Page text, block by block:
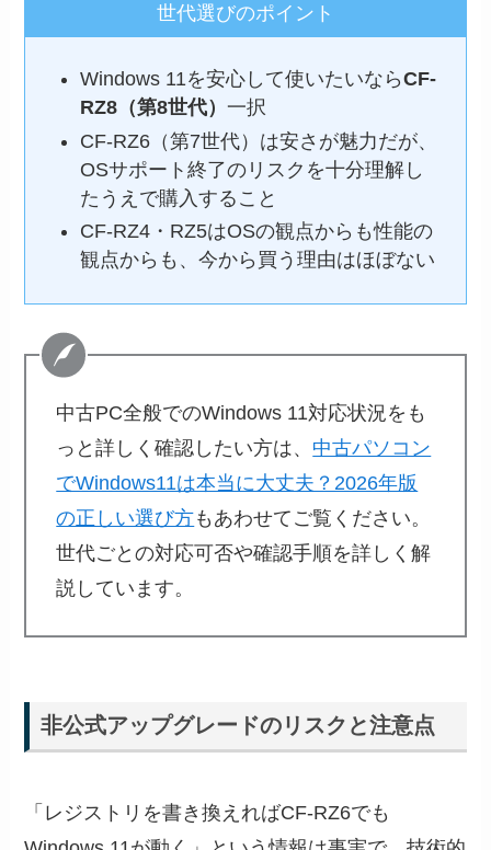
世代選びのポイント
Windows 11を安心して使いたいならCF-
RZ8（第8世代） 一択
CF-RZ6（第7世代）は安さが魅力だが、
OSサポート終了のリスクを十分理解し
たうえで購入すること
CF-RZ4・RZ5はOSの観点からも性能の
観点からも、今から買う理由はほぼない
中古PC全般でのWindows 11対応状況をも
っと詳しく確認したい方は、 中古パソコン
でWindows11は本当に大丈夫？2026年版
の正しい選び方もあわせてご覧ください。
世代ごとの対応可否や確認手順を詳しく解
説しています。
非公式アップグレードのリスクと注意点
「レジストリを書き換えればCF-RZ6でも